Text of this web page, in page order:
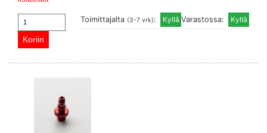
Varastossa:
Toimittajalta (3-7 vrk):